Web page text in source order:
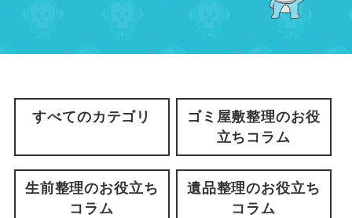
すべてのカテゴリ
ゴミ屋敷整理のお役
立ちコラム
生前整理のお役立ち
コラム
遺品整理のお役立ち
コラム